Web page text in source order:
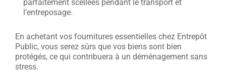
parfaitement scellées pendant le transport et
l’entreposage.
En achetant vos fournitures essentielles chez Entrepôt
Public, vous serez sûrs que vos biens sont bien
protégés, ce qui contribuera à un déménagement sans
stress.